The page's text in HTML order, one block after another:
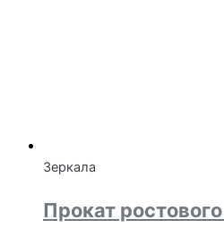
Зеркала
Прокат